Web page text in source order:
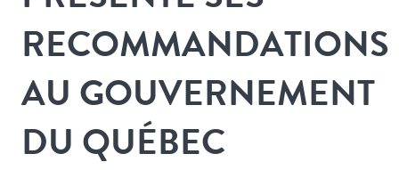
RECOMMANDATIONS
AU GOUVERNEMENT
DU QUÉBEC